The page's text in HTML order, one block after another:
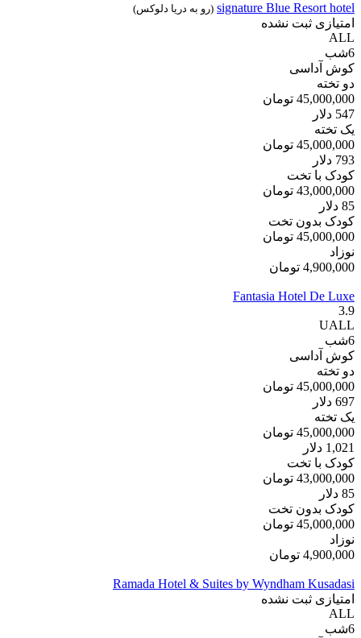
signature Blue Resort hotel (رو به دریا دلوکس)
امتیازی ثبت نشده
ALL
6شب
کوش آداسی
دو تخته
45,000,000 تومان
547 دلار
یک تخته
45,000,000 تومان
793 دلار
کودک با تخت
43,000,000 تومان
85 دلار
کودک بدون تخت
45,000,000 تومان
نوزاد
4,900,000 تومان
Fantasia Hotel De Luxe
3.9
UALL
6شب
کوش آداسی
دو تخته
45,000,000 تومان
697 دلار
یک تخته
45,000,000 تومان
1,021 دلار
کودک با تخت
43,000,000 تومان
85 دلار
کودک بدون تخت
45,000,000 تومان
نوزاد
4,900,000 تومان
Ramada Hotel & Suites by Wyndham Kusadasi
امتیازی ثبت نشده
ALL
6شب